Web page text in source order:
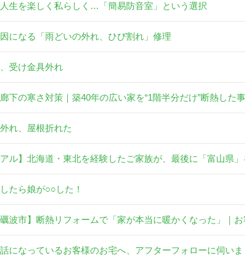
生を楽しく私らしく…「簡易防音室」という選択
になる「雨どいの外れ、ひび割れ」修理
受け金具外れ
廊下の寒さ対策｜築40年の広い家を“1階半分だけ”断熱した
れ、屋根折れた
アル】北海道・東北を経験したご家族が、最後に「富山県
たら娘が○○した！
礪波市】断熱リフォームで「家が本当に暖かくなった」｜
になっているお客様のお宅へ、アフターフォローに伺い